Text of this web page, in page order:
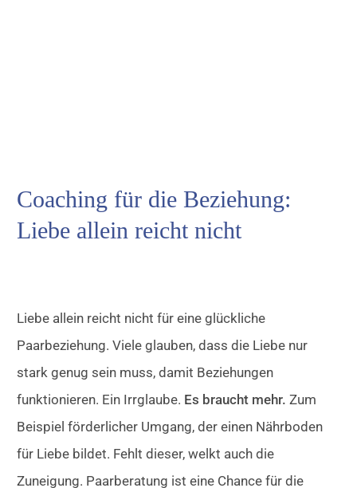
Coaching für die Beziehung:
Liebe allein reicht nicht
Liebe allein reicht nicht für eine glückliche
Paarbeziehung. Viele glauben, dass die Liebe nur
stark genug sein muss, damit Beziehungen
funktionieren. Ein Irrglaube. Es braucht mehr. Zum
Beispiel förderlicher Umgang, der einen Nährboden
für Liebe bildet. Fehlt dieser, welkt auch die
Zuneigung. Paarberatung ist eine Chance für die